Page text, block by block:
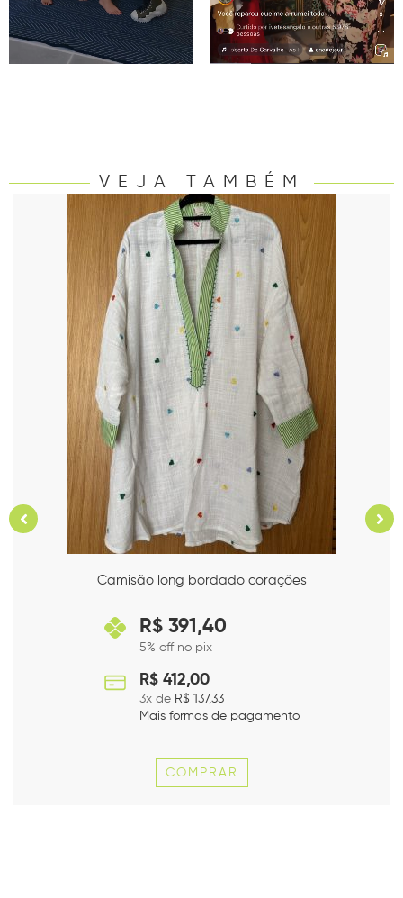
VEJA TAMBÉM
Camisão long bordado siri
R$391,40
5% off no pix
R$412,00
3x de R$ 137,33
Mais formas de pagamento
COMPRAR